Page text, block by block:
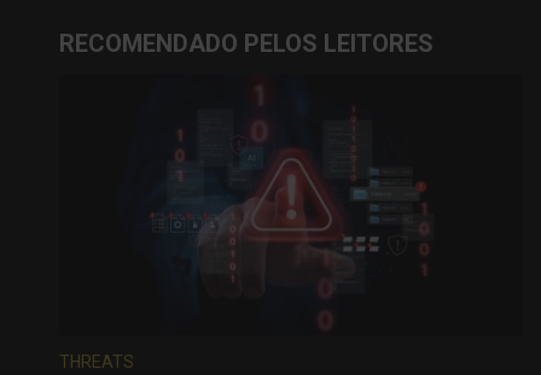
RECOMENDADO PELOS LEITORES
THREATS